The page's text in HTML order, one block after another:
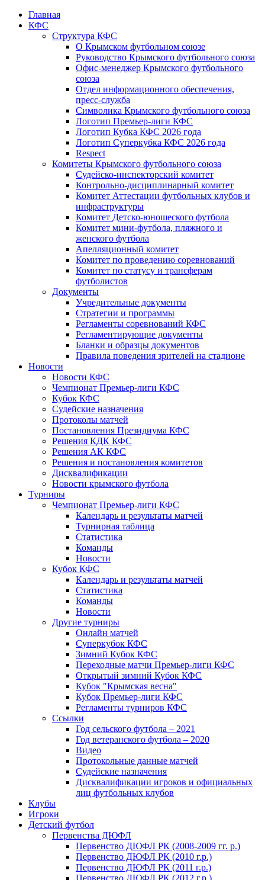
Главная
КФС
Структура КФС
О Крымском футбольном союзе
Руководство Крымского футбольного союза
Офис-менеджер Крымского футбольного
союза
Отдел информационного обеспечения,
пресс-служба
Символика Крымского футбольного союза
Логотип Премьер-лиги КФС
Логотип Кубка КФС 2026 года
Логотип Суперкубка КФС 2026 года
Respect
Комитеты Крымского футбольного союза
Судейско-инспекторский комитет
Контрольно-дисциплинарный комитет
Комитет Аттестации футбольных клубов и
инфраструктуры
Комитет Детско-юношеского футбола
Комитет мини-футбола, пляжного и
женского футбола
Апелляционный комитет
Комитет по проведению соревнований
Комитет по статусу и трансферам
футболистов
Документы
Учредительные документы
Стратегии и программы
Регламенты соревнований КФС
Регламентирующие документы
Бланки и образцы документов
Правила поведения зрителей на стадионе
Новости
Новости КФС
Чемпионат Премьер-лиги КФС
Кубок КФС
Судейские назначения
Протоколы матчей
Постановления Президиума КФС
Решения КДК КФС
Решения АК КФС
Решения и постановления комитетов
Дисквалификации
Новости крымского футбола
Турниры
Чемпионат Премьер-лиги КФС
Календарь и результаты матчей
Турнирная таблица
Статистика
Команды
Новости
Кубок КФС
Календарь и результаты матчей
Статистика
Команды
Новости
Другие турниры
Онлайн матчей
Суперкубок КФС
Зимний Кубок КФС
Переходные матчи Премьер-лиги КФС
Открытый зимний Кубок КФС
Кубок "Крымская весна"
Кубок Премьер-лиги КФС
Регламенты турниров КФС
Ссылки
Год сельского футбола – 2021
Год ветеранского футбола – 2020
Видео
Протокольные данные матчей
Судейские назначения
Дисквалификации игроков и официальных
лиц футбольных клубов
Клубы
Игроки
Детский футбол
Первенства ДЮФЛ
Первенство ДЮФЛ РК (2008-2009 гг. р.)
Первенство ДЮФЛ РК (2010 г.р.)
Первенство ДЮФЛ РК (2011 г.р.)
Первенство ДЮФЛ РК (2012 г.р.)